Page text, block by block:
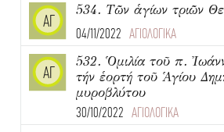
ΑΓ
534. Τῶν ἁγίων τριῶν
04/11/2022 ΑΓΙΟΛΟΓΙΚΑ
ΑΓ
532. Ὁμιλία τοῦ π.
τήν ἑορτή τοῦ Ἁγίου
μυροβλύτου
30/10/2022 ΑΓΙΟΛΟΓΙΚΑ